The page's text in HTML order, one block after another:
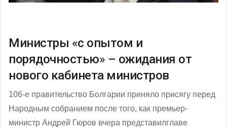
Министры «с опытом и
порядочностью» – ожидания от
нового кабинета министров
106-е правительство Болгарии приняло присягу перед
Народным собранием после того, как премьер-
министр Андрей Гюров вчера представилглаве